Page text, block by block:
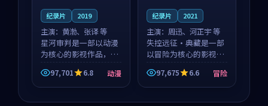
纪录片 2019
主演： 黄渤、张译 等
星河审判是一部以动漫
为核心的影视作品，围
绕危机、反转与人物成
长展开，整体节奏紧
凑，值得推荐观看。
97,701 6.8 动漫
纪录片 2021
主演： 周迅、河正宇 等
失控远征·典藏是一部
以冒险为核心的影视作
品，围绕危机、反转与
人物成长展开，整体节
奏紧凑，值得推荐观
97,675 6.6 冒险